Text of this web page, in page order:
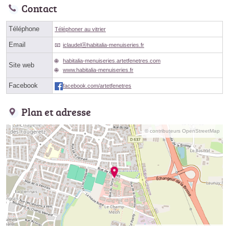
Contact
Téléphone Téléphoner au vitrier
Email iclaudelⓐhabitalia-menuiseries.fr
Site web
habitalia-menuiseries.artetfenetres.com
www.habitalia-menuiseries.fr
Facebook facebook.com/artetfenetres
Plan et adresse
© contributeurs OpenStreetMap